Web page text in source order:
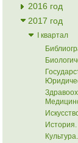
2016 год
2017 год
I квартал